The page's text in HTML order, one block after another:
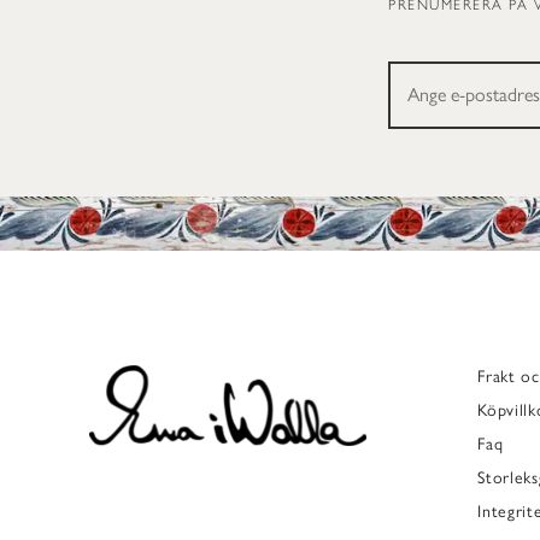
PRENUMERERA
Frakt
Faq